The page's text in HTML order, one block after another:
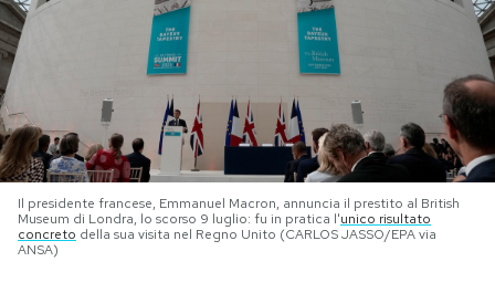
NEWSLETTER
I MIEI PREFERITI
Il presidente francese, Emmanuel Macron, annuncia il prestito al British
Museum di Londra, lo scorso 9 luglio: fu in pratica l'unico risultato
concreto della sua visita nel Regno Unito (CARLOS JASSO/EPA via
ANSA)